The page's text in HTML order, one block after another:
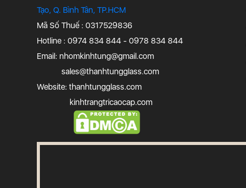
Tạo, Q. Bình Tân, TP.HCM
Mã Số Thuế : 0317529836
Hotline : 0974 834 844 - 0978 834 844
Email: nhomkinhtung@gmail.com
sales@thanhtungglass.com
Website: thanhtungglass.com
kinhtrangtricaocap.com